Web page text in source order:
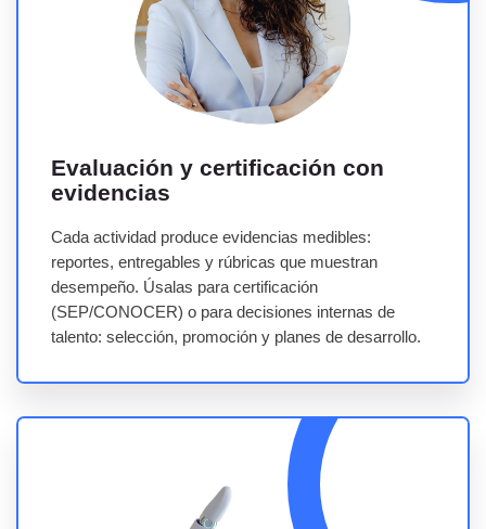
Evaluación y certificación con
evidencias
Cada actividad produce evidencias medibles:
reportes, entregables y rúbricas que muestran
desempeño. Úsalas para certificación
(SEP/CONOCER) o para decisiones internas de
talento: selección, promoción y planes de desarrollo.